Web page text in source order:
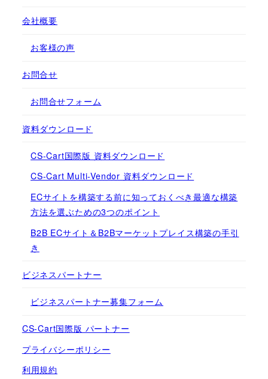
会社概要
お客様の声
お問合せ
お問合せフォーム
資料ダウンロード
CS-Cart国際版 資料ダウンロード
CS-Cart Multi-Vendor 資料ダウンロード
ECサイトを構築する前に知っておくべき最適な構築
方法を選ぶための3つのポイント
B2B ECサイト＆B2Bマーケットプレイス構築の手引
き
ビジネスパートナー
ビジネスパートナー募集フォーム
CS-Cart国際版 パートナー
プライバシーポリシー
利用規約